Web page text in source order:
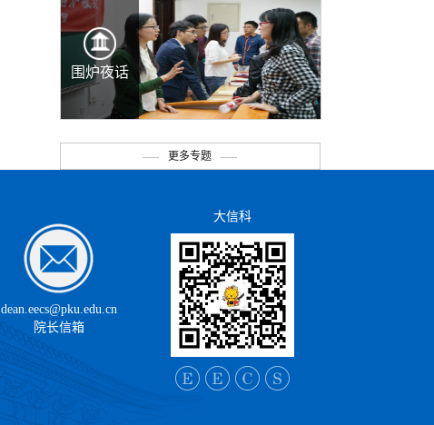
围炉夜话
更多专题
dean.eecs@pku.edu.cn
院长信箱
大信科